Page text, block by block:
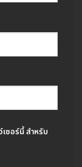
ซอร์นี้ สำหรับ